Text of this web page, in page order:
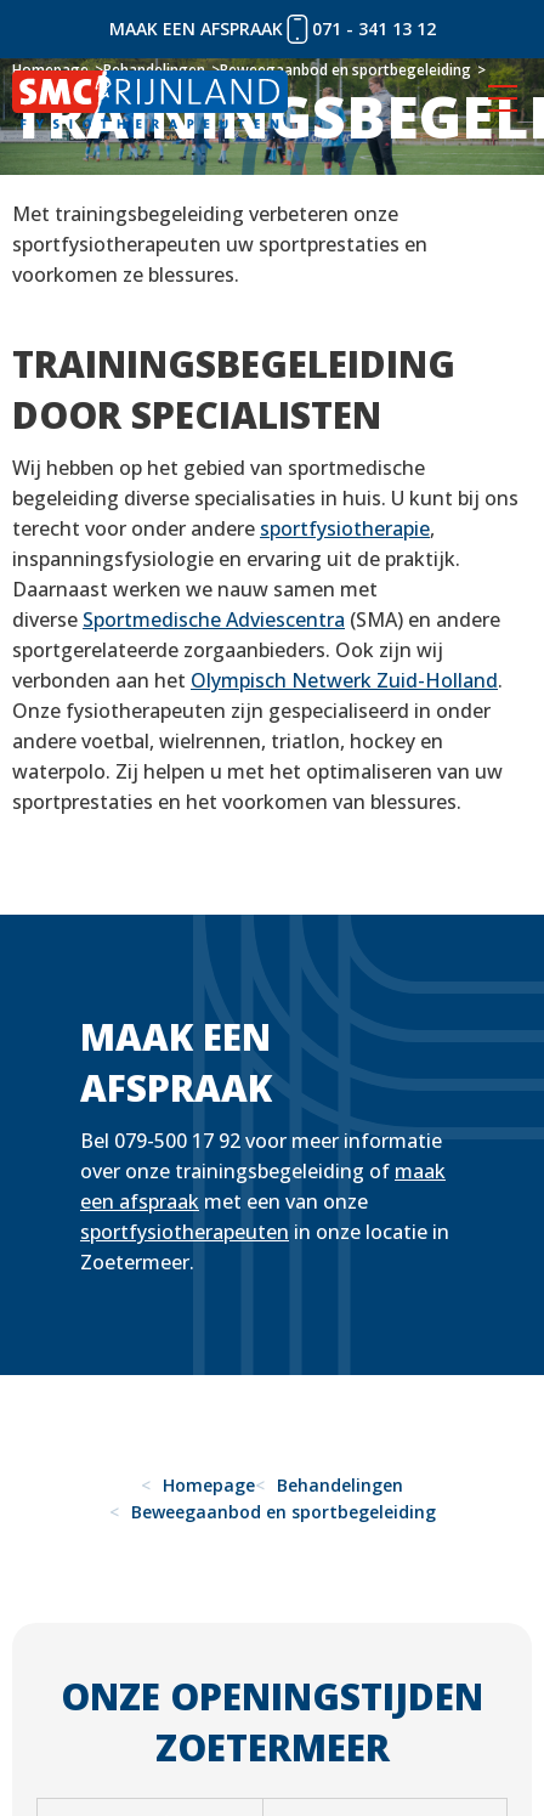
Naar
inhoud
MAAK EEN AFSPRAAK 071 - 341 13 12
Homepage Behandelingen Beweegaanbod en sportbegeleiding
Homepage Behandelingen Beweegaanbod en sportbegeleiding
Met trainingsbegeleiding verbeteren onze
sportfysiotherapeuten uw sportprestaties en
voorkomen ze blessures.
TRAININGSBEGELEIDING
DOOR SPECIALISTEN
Wij hebben op het gebied van sportmedische
begeleiding diverse specialisaties in huis. U kunt bij ons
terecht voor onder andere sportfysiotherapie,
inspanningsfysiologie en ervaring uit de praktijk.
Daarnaast werken we nauw samen met
diverse Sportmedische Adviescentra (SMA) en andere
sportgerelateerde zorgaanbieders. Ook zijn wij
verbonden aan het Olympisch Netwerk Zuid-Holland.
Onze fysiotherapeuten zijn gespecialiseerd in onder
andere voetbal, wielrennen, triatlon, hockey en
waterpolo. Zij helpen u met het optimaliseren van uw
sportprestaties en het voorkomen van blessures.
MAAK EEN
AFSPRAAK
Bel 079-500 17 92 voor meer informatie
over onze trainingsbegeleiding of maak
een afspraak met een van onze
sportfysiotherapeuten in onze locatie in
Zoetermeer.
Homepage
Behandelingen
Beweegaanbod en sportbegeleiding
ONZE OPENINGSTIJDEN
ZOETERMEER